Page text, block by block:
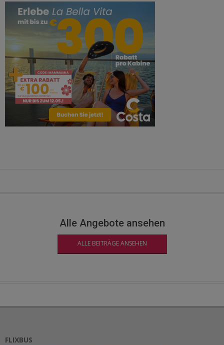
Alle Angebote ansehen
ALLE BEITRÄGE ANSEHEN
FLIXBUS